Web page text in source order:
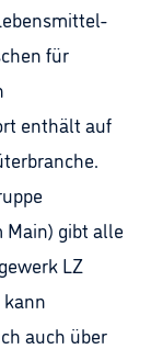
für
enthält auf
Main) gibt alle
LZ
auch über